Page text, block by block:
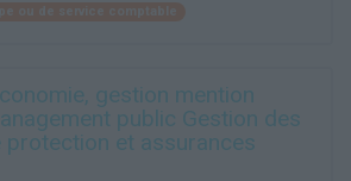
gestion mention
public Gestion des
protection et assurances